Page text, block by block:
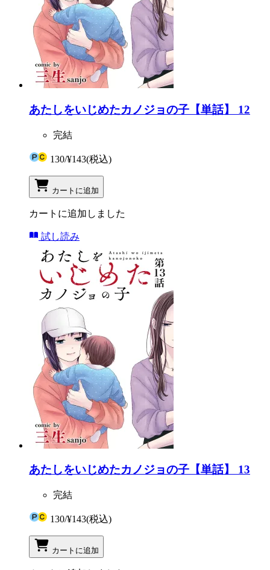
あたしをいじめたカノジョの子【単話】 12
完結
130/¥143(税込)
カートに追加
カートに追加しました
試し読み
あたしをいじめたカノジョの子【単話】 13
完結
130/¥143(税込)
カートに追加